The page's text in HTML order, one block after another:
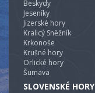
Beskydy
Jeseníky
Jizerské hory
Kralicý Sněžník
Krkonoše
Krušné hory
Orlické hory
Šumava
SLOVENSKÉ HORY